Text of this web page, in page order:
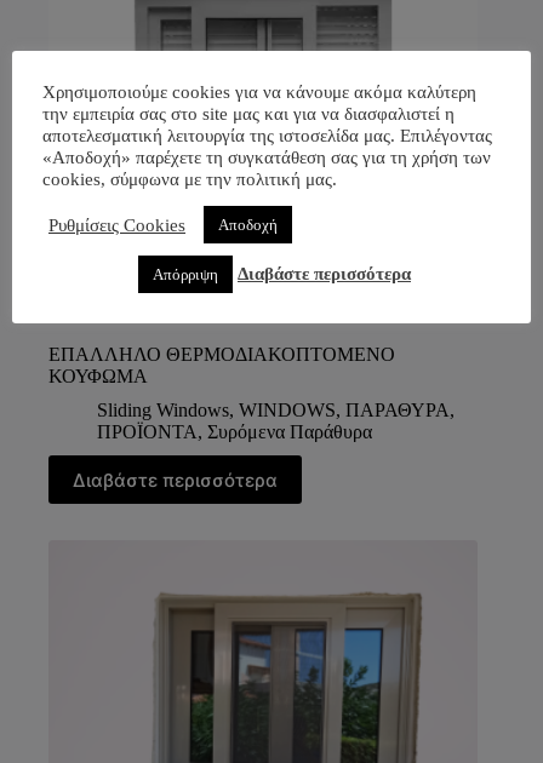
ΕΠΑΛΛΗΛΟ ΘΕΡΜΟΔΙΑΚΟΠΤΟΜΕΝΟ
ΚΟΥΦΩΜΑ
Sliding Windows, WINDOWS, ΠΑΡΑΘΥΡΑ,
ΠΡΟΪΟΝΤΑ, Συρόμενα Παράθυρα
Διαβάστε περισσότερα
Χρησιμοποιούμε cookies για να κάνουμε ακόμα καλύτερη
την εμπειρία σας στο site μας και για να διασφαλιστεί η
αποτελεσματική λειτουργία της ιστοσελίδα μας. Επιλέγοντας
«Αποδοχή» παρέχετε τη συγκατάθεση σας για τη χρήση των
cookies, σύμφωνα με την πολιτική μας.
Ρυθμίσεις Cookies Αποδοχή
Απόρριψη Διαβάστε περισσότερα